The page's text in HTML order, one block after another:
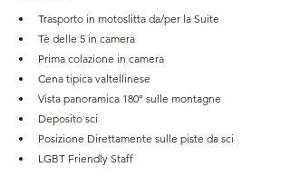
Trasporto in motoslitta da/per la Suite
Tè delle 5 in camera
Prima colazione in camera
Cena tipica valtellinese
Vista panoramica 180° sulle montagne
Deposito sci
Posizione Direttamente sulle piste da sci
LGBT Friendly Staff